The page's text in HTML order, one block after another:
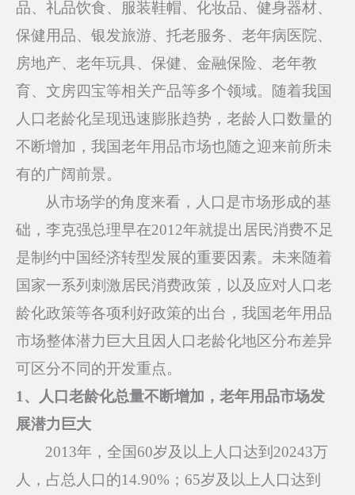
品、礼品饮食、服装鞋帽、化妆品、健身器材、
保健用品、银发旅游、托老服务、老年病医院、
房地产、老年玩具、保健、金融保险、老年教
育、文房四宝等相关产品等多个领域。随着我国
人口老龄化呈现迅速膨胀趋势，老龄人口数量的
不断增加，我国老年用品市场也随之迎来前所未
有的广阔前景。
从市场学的角度来看，人口是市场形成的基
础，李克强总理早在2012年就提出居民消费不足
是制约中国经济转型发展的重要因素。未来随着
国家一系列刺激居民消费政策，以及应对人口老
龄化政策等各项利好政策的出台，我国老年用品
市场整体潜力巨大且因人口老龄化地区分布差异
可区分不同的开发重点。
1 、
人口老龄化总量不断增加，老年用品市场发
展潜力巨大
2013年，全国60岁及以上人口达到20243万
人，占总人口的14.90%；65岁及以上人口达到